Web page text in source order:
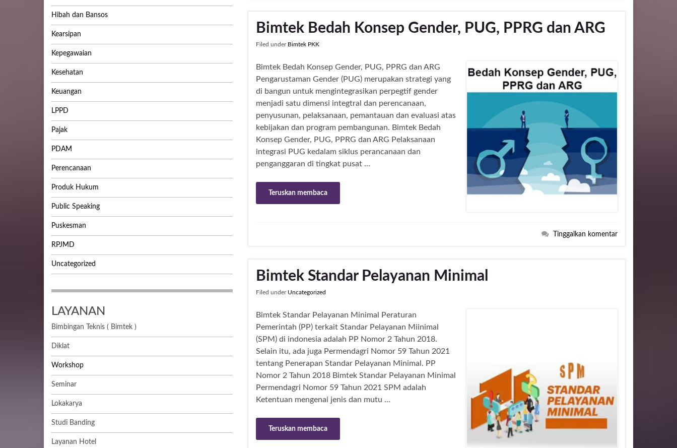
Bimtek Bedah Konsep Gender, PUG, PPRG dan ARG
Filed under Bimtek PKK
Bimtek Bedah Konsep Gender, PUG, PPRG dan ARG
Pengarustaman Gender (PUG) merupakan strategi yang
di bangun untuk mengintegrasikan perpegtif gender
menjadi satu dimensi integtral dan perencanaan,
penyusunan, pelaksanaan, pemantauan dan evaluasi atas
kebijakan dan program pembangunan. Bimtek Bedah
Konsep Gender, PUG, PPRG dan ARG Pelaksanaan
integrasi PUG kedalam siklus perancanaan dan
penganggaran di tingkat pusat …
Teruskan membaca
Tinggalkan komentar
Bimtek Standar Pelayanan Minimal
Filed under Uncategorized
Bimtek Standar Pelayanan Minimal Peraturan
Pemerintah (PP) terkait Standar Pelayanan Miinimal
(SPM) di indonesia adalah PP Nomor 2 Tahun 2018.
Selain itu, ada juga Permendagri Nomor 59 Tahun 2021
tentang Penerapan Standar Pelayanan Minimal. PP
Nomor 2 Tahun 2018 Bimtek Standar Pelayanan Minimal
Permendagri Nomor 59 Tahun 2021 SPM adalah
Ketentuan mengenai jenis dan mutu …
Teruskan membaca
Hibah dan Bansos
Kearsipan
Kepegawaian
Kesehatan
Keuangan
LPPD
Pajak
PDAM
Perencanaan
Produk Hukum
Public Speaking
Puskesman
RPJMD
Uncategorized
LAYANAN
Bimbingan Teknis ( Bimtek )
Diklat
Workshop
Seminar
Lokakarya
Studi Banding
Layanan Hotel